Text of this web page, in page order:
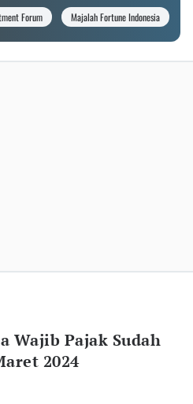
Forum Majalah Fortune Indonesia
Wajib Pajak Sudah
2024